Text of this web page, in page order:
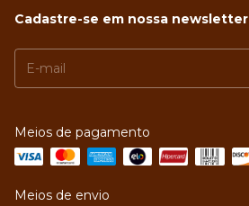
Cadastre-se em nossa newsletter
Meios de pagamento
Meios de envio